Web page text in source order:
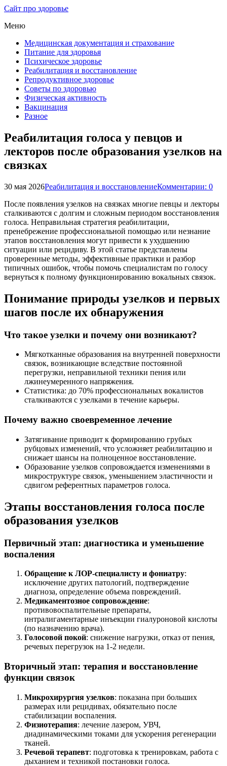
Сайт про здоровье
Меню
Медицинская документация и страхование
Питание для здоровья
Психическое здоровье
Реабилитация и восстановление
Репродуктивное здоровье
Советы по здоровью
Физическая активность
Вакцинация
Разное
Реабилитация голоса у певцов и
лекторов после образования узелков на
связках
30 мая 2026Реабилитация и восстановлениеКомментарии: 0
После появления узелков на связках многие певцы и лекторы
сталкиваются с долгим и сложным периодом восстановления
голоса. Неправильная стратегия реабилитации,
пренебрежение профессиональной помощью или незнание
этапов восстановления могут привести к ухудшению
ситуации или рецидиву. В этой статье представлены
проверенные методы, эффективные практики и разбор
типичных ошибок, чтобы помочь специалистам по голосу
вернуться к полному функционированию вокальных связок.
Понимание природы узелков и первых
шагов после их обнаружения
Что такое узелки и почему они возникают?
Мягкотканные образования на внутренней поверхности
связок, возникающие вследствие постоянной
перегрузки, неправильной техники пения или
лжинеумеренного напряжения.
Статистика: до 70% профессиональных вокалистов
сталкиваются с узелками в течение карьеры.
Почему важно своевременное лечение
Затягивание приводит к формированию грубых
рубцовых изменений, что усложняет реабилитацию и
снижает шансы на полноценное восстановление.
Образование узелков сопровождается изменениями в
микроструктуре связок, уменьшением эластичности и
сдвигом референтных параметров голоса.
Этапы восстановления голоса после
образования узелков
Первичный этап: диагностика и уменьшение
воспаления
Обращение к ЛОР-специалисту и фониатру:
исключение других патологий, подтверждение
диагноза, определение объема повреждений.
Медикаментозное сопровождение:
противовоспалительные препараты,
интралигаментарные инъекции гиалуроновой кислоты
(по назначению врача).
Голосовой покой: снижение нагрузки, отказ от пения,
речевых перегрузок на 1-2 недели.
Вторичный этап: терапия и восстановление
функции связок
Микрохирургия узелков: показана при больших
размерах или рецидивах, обязательно после
стабилизации воспаления.
Физиотерапия: лечение лазером, УВЧ,
диадинамическими токами для ускорения регенерации
тканей.
Речевой терапевт: подготовка к тренировкам, работа с
дыханием и техникой постановки голоса.